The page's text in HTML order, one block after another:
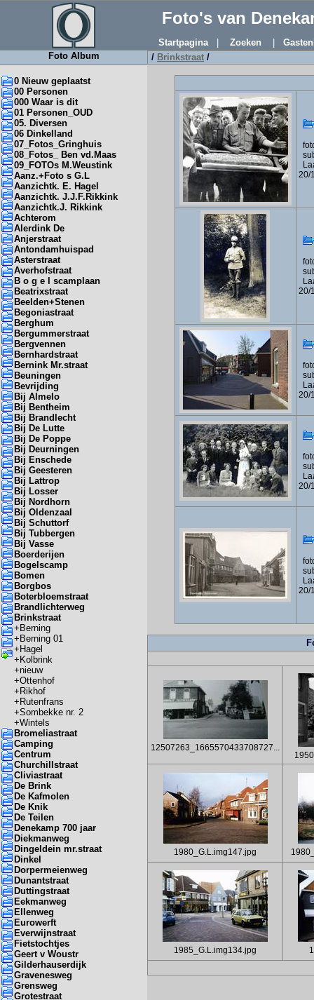
Foto's van
Startpagina| Zoeken
Foto Album
0 Nieuw geplaatst
00 Personen
000 Waar is dit
01 Personen_OUD
05. Diversen
06 Dinkelland
07_Fotos_Gringhuis
08_Fotos_ Ben vd.Maas
09_FOTOs M.Weustink
Aanz.+Foto s G.L
Aanzichtk. E. Hagel
Aanzichtk. J.J.F.Rikkink
Aanzichtk.J. Rikkink
Achterom
Alerdink De
Anjerstraat
Antondamhuispad
Asterstraat
Averhofstraat
B o g e l scamplaan
Beatrixstraat
Beelden+Stenen
Begoniastraat
Berghum
Bergummerstraat
Bergvennen
Bernhardstraat
Bernink Mr.straat
Beuningen
Bevrijding
Bij Almelo
Bij Bentheim
Bij Brandlecht
Bij De Lutte
Bij De Poppe
Bij Deurningen
Bij Enschede
Bij Geesteren
Bij Lattrop
Bij Losser
Bij Nordhorn
Bij Oldenzaal
Bij Schuttorf
Bij Tubbergen
Bij Vasse
Boerderijen
Bogelscamp
Bomen
Borgbos
Boterbloemstraat
Brandlichterweg
Brinkstraat
+ Berning
+ Berning 01
+ Hagel
+ Kolbrink
+nieuw
+Ottenhof
+ Rikhof
+ Rutenfrans
+Sombekke nr. 2
+Wintels
Bromeliastraat
Camping
Centrum
Churchillstraat
Cliviastraat
De Brink
De Kafmolen
De Knik
De Teilen
Denekamp 700 jaar
Diekmanweg
Dingeldein mr.straat
Dinkel
Dorpermeienweg
Dunantstraat
Duttingstraat
Eekmanweg
Ellenweg
Eurowerft
Everwijnstraat
Fietstochtjes
Geert v Woustr
Gilderhauserdijk
Gravenesweg
Grensweg
Grotestraat
/ Brinkstraat /
20/
20/
20/
20/
20/
12507263_1665570433708727...
1980_G.L.img147.jpg
1985_G.L.img134.jpg